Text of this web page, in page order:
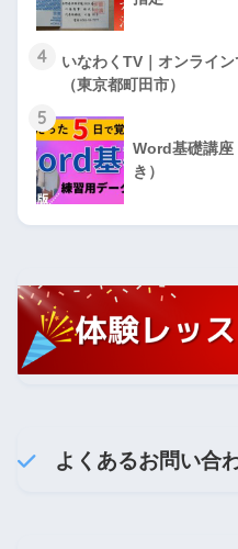
4
いなわくTV｜オンライ
（東京都町田市）
5
Word基礎講座
き）
よくあるお問い合